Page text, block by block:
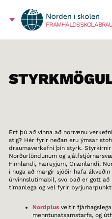
Ert þú að vinna að norrænu
stig? Hér fyrir neðan eru ýmsar
draumaverkefni þín styrk.
Norðurlöndunum og
Finnlandi, Færeyjum, Grænlandi,
í huga að margir sjóðir hafa
úrvinnslutímabil, svo það er gott að
tímanlega og vel fyrir
Nordplusveitir
menntunatsamstarfs, og